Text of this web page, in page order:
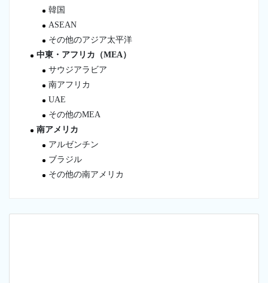
韓国
ASEAN
その他のアジア太平洋
中東・アフリカ（MEA）
サウジアラビア
南アフリカ
UAE
その他のMEA
南アメリカ
アルゼンチン
ブラジル
その他の南アメリカ